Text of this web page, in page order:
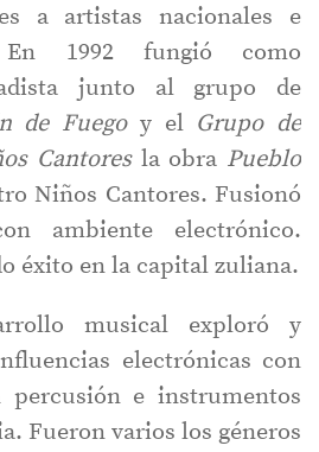
a artistas nacionales e
En 1992 fungió como
junto al grupo de
de Fuegoy el Grupo de
Cantoresla obra Pueblo
Niños Cantores. Fusionó
ambiente electrónico.
éxito en la capital zuliana.
musical exploró y
electrónicas con
percusión e instrumentos
Fueron varios los géneros